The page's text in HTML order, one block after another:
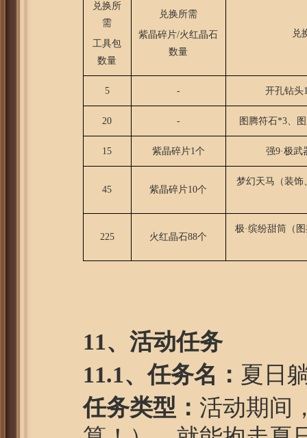
兑换所
需
工具包
数量
兑换所需
紫晶碎片/火红晶石
数量
兑
5 - 开孔钻头
20 - 图腾符石*3、
15 紫晶碎片1个 强9·极武
45 紫晶碎片10个
梦幻天马（装饰
225 火红晶石88个
极·缤纷甜筒（
11、活动任务
11.1、任务名： 夏日
任务类型： 活动期间